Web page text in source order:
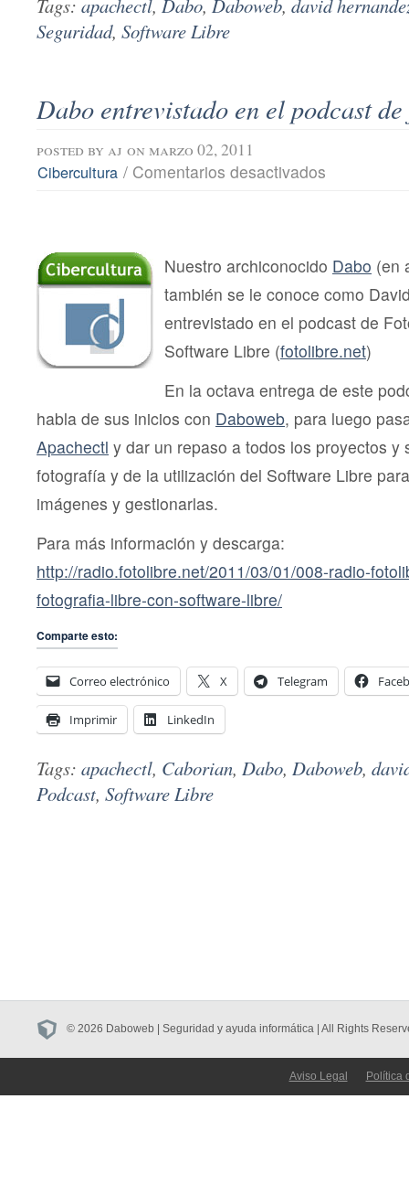
Tags: apachectl, Dabo, Daboweb, david
Seguridad, Software Libre
Dabo entrevistado en el podcast
posted by aj on marzo 02, 2011
Cibercultura / Comentarios desactivados
de
fotolibre.net
Nuestro archiconocido Dabo (en
también se le conoce como
entrevistado en el podcast de
Software Libre (fotolibre.net)
En la octava entrega de este
habla de sus inicios con Daboweb, para luego
Apachectl y dar un repaso a todos los proyectos y
fotografía y de la utilización del Software Libre
imágenes y gestionarlas.
Para más información y descarga:
http://radio.fotolibre.net/2011/03/01/008-radio-
fotografia-libre-con-software-libre/
Comparte esto:
Correo electrónico X Telegram
Imprimir LinkedIn
Tags: apachectl, Caborian, Dabo, Daboweb,
Podcast, Software Libre
© 2026 Daboweb | Seguridad y ayuda informática | All Rights
Aviso Legal Política